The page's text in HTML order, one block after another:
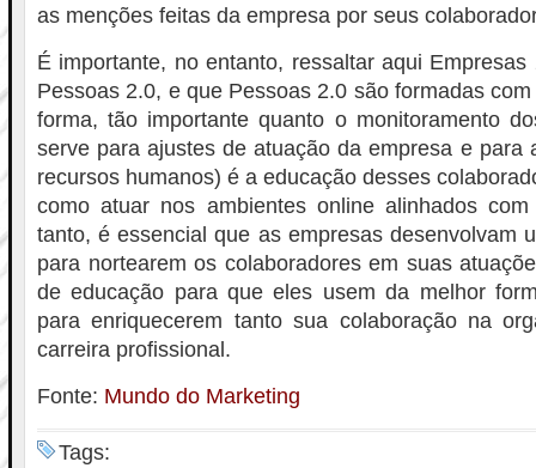
as menções feitas da empresa por seus
É importante, no entanto, ressaltar aqui
Pessoas 2.0, e que Pessoas 2.0 são formadas
forma, tão importante quanto o monitoramento
serve para ajustes de atuação da empresa e para
recursos humanos) é a educação desses
como atuar nos ambientes online alinhados
tanto, é essencial que as empresas desenvolvam
para nortearem os colaboradores em suas
de educação para que eles usem da melhor
para enriquecerem tanto sua colaboração na
carreira profissional.
Fonte: Mundo do Marketing
Tags: